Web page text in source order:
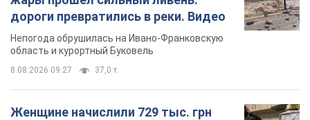
дороги превратились в реки. Видео
Непогода обрушилась на Ивано-Франковскую
область и курортный Буковель
8.08.2026 09:27 37,0 т.
Женщине начислили 729 тыс. грн